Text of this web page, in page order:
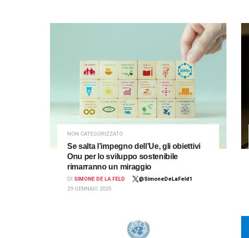
NON CATEGORIZZATO
Se salta l’impegno dell’Ue, gli obiettivi
Onu per lo sviluppo sostenibile
rimarranno un miraggio
DI SIMONE DE LA FELD
@SimoneDeLaFeld1
29 GENNAIO 2025